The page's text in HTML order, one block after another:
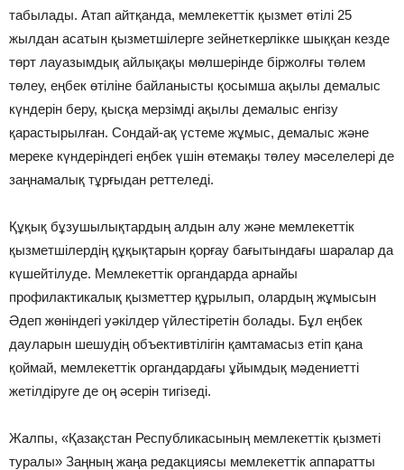
табылады. Атап айтқанда, мемлекеттік қызмет өтілі 25
жылдан асатын қызметшілерге зейнеткерлікке шыққан кезде
төрт лауазымдық айлықақы мөлшерінде біржолғы төлем
төлеу, еңбек өтіліне байланысты қосымша ақылы демалыс
күндерін беру, қысқа мерзімді ақылы демалыс енгізу
қарастырылған. Сондай-ақ үстеме жұмыс, демалыс және
мереке күндеріндегі еңбек үшін өтемақы төлеу мәселелері де
заңнамалық тұрғыдан реттеледі.
Құқық бұзушылықтардың алдын алу және мемлекеттік
қызметшілердің құқықтарын қорғау бағытындағы шаралар да
күшейтілуде. Мемлекеттік органдарда арнайы
профилактикалық қызметтер құрылып, олардың жұмысын
Әдеп жөніндегі уәкілдер үйлестіретін болады. Бұл еңбек
дауларын шешудің объективтілігін қамтамасыз етіп қана
қоймай, мемлекеттік органдардағы ұйымдық мәдениетті
жетілдіруге де оң әсерін тигізеді.
Жалпы, «Қазақстан Республикасының мемлекеттік қызметі
туралы» Заңның жаңа редакциясы мемлекеттік аппаратты